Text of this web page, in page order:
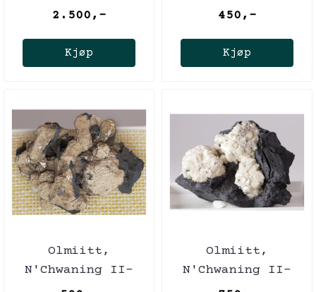
gruven, Sør-
2.500,-
Kjøp
gruven, Sør-
450,-
Kjøp
Olmiitt,
N'Chwaning II-
Olmiitt,
N'Chwaning II-